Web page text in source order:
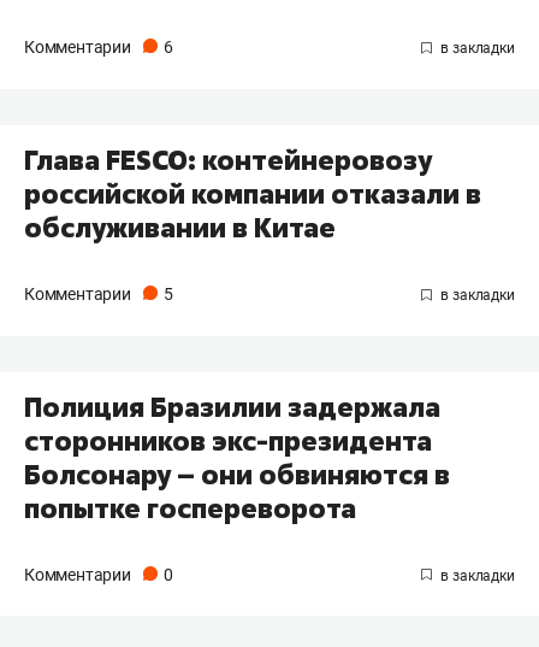
Комментарии 6
Глава FESCO: контейнеровозу
российской компании отказали в
обслуживании в Китае
Комментарии 5
Полиция Бразилии задержала
сторонников экс-президента
Болсонару – они обвиняются в
попытке госпереворота
Комментарии 0